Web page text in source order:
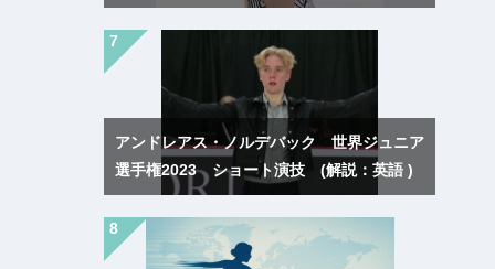
アンドレアス・ノルデバック 世界ジュニア
選手権2023 ショート演技 (解説：英語 )